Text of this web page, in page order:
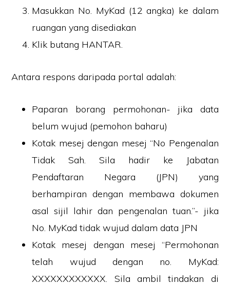
Masukkan No. MyKad (12 angka) ke dalam
ruangan yang disediakan
Klik butang HANTAR.
Antara respons daripada portal adalah:
Paparan borang permohonan- jika data
belum wujud (pemohon baharu)
Kotak mesej dengan mesej “No Pengenalan
Tidak Sah. Sila hadir ke Jabatan
Pendaftaran Negara (JPN) yang
berhampiran dengan membawa dokumen
asal sijil lahir dan pengenalan tuan.”- jika
No. MyKad tidak wujud dalam data JPN
Kotak mesej dengan mesej “Permohonan
telah wujud dengan no. MyKad:
XXXXXXXXXXXX. Sila ambil tindakan di